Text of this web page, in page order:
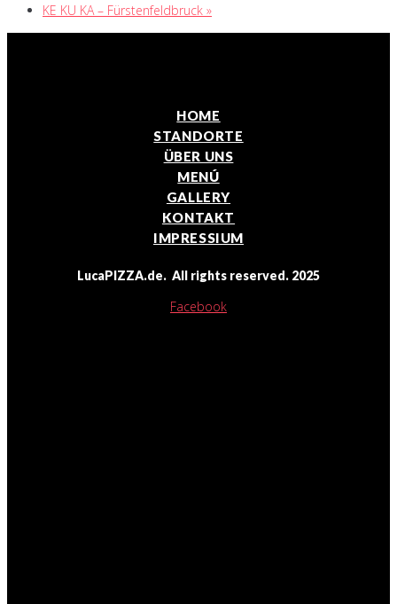
KE KU KA – Fürstenfeldbruck »
HOME
STANDORTE
ÜBER UNS
MENÚ
GALLERY
KONTAKT
IMPRESSIUM
LucaPIZZA.de. All rights reserved. 2025
Facebook